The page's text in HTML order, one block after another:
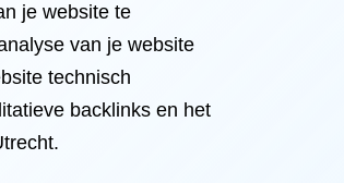
je website te
van je website
technisch
backlinks en het